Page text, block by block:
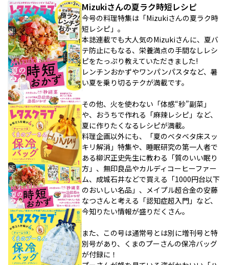
Mizukiさんの夏ラク時短レシピ
今号の料理特集は「Mizukiさんの夏ラク時
短レシピ」。
本誌連載でも大人気のMizukiさんに、夏バ
テ防止にもなる、栄養満点の手間なしレシ
ピをたっぷり教えていただきました!
レンチンおかずやワンパンパスタなど、暑
い夏を乗り切るテクが満載です。
その他、火を使わない「体感“秒”副菜」
や、おうちで作れる「麻辣レシピ」など、
夏に作りたくなるレシピが満載。
料理企画以外にも、「夏のベタベタ床スッ
キリ解消」特集や、睡眠研究の第一人者で
ある柳沢正史先生に教わる「質のいい眠り
方」、無印良品やカルディコーヒーファー
ム、成城石井などで買える「1000円台以下
のおいしい名品」、メイプル超合金の安藤
なつさんと考える「認知症超入門」など、
今知りたい情報が盛りだくさん。
また、この号は通常号とは別に増刊号と特
別号があり、くまのプーさんの保冷バッグ
が付録に！